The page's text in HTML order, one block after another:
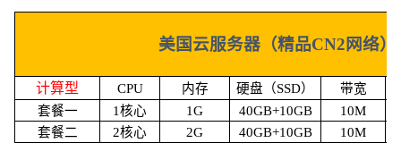
美国云服务器（精品CN2网络）
计算型 CPU 内存 硬盘（SSD）
带宽
套餐一
1核心 1G 40GB+10GB
10M
套餐二
2核心 2G 40GB+10GB
10M